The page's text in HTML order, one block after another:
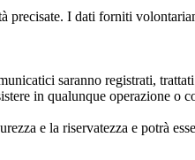
I dati forniti
saranno registrati,
in qualunque operazione o
e la riservatezza e potrà